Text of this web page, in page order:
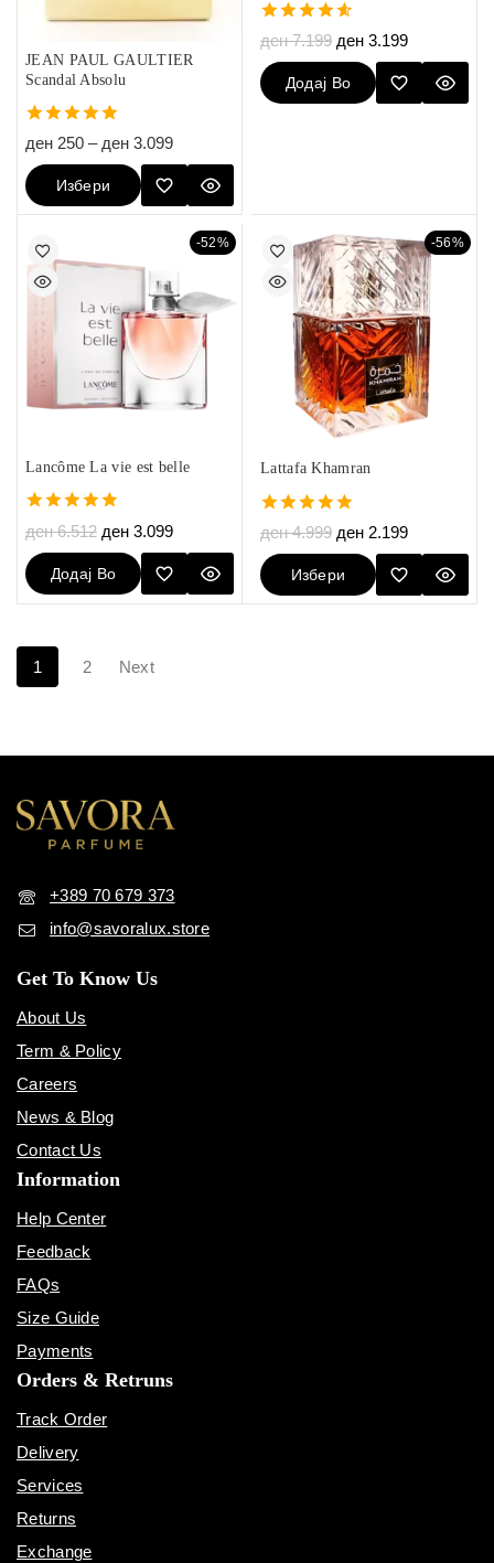
JEAN PAUL GAULTIER
Scandal Absolu
5.00
out of 5
ден 250 – ден 3.099
Избери
Опции
4.60
out of 5
ден7.199 ден 3.199
Додај Во
-52%
Lancôme La vie est belle
4.80
out of 5
ден6.512 ден 3.099
Додај Во
Кошничка
-56%
Lattafa Khamran
5.00
out of 5
ден4.999 ден 2.199
Избери
Опции
1 2 Next
+389 70 679 373
info@savoralux.store
Get To Know Us
About Us
Term & Policy
Careers
News & Blog
Contact Us
Information
Help Center
Feedback
FAQs
Size Guide
Payments
Orders & Retruns
Track Order
Delivery
Services
Returns
Exchange